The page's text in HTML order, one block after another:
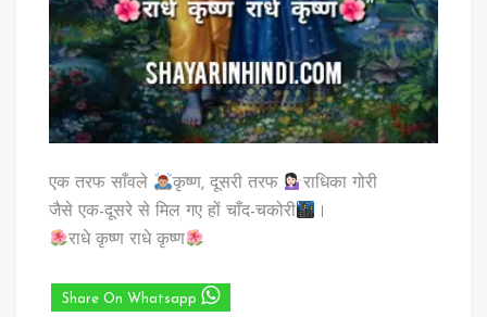
एक तरफ साँवले कृष्ण, दूसरी तरफ
राधिका गोरी
जैसे एक-दूसरे से मिल गए हों चाँद-चकोरी
।
राधे कृष्ण राधे कृष्ण
Share On Whatsapp